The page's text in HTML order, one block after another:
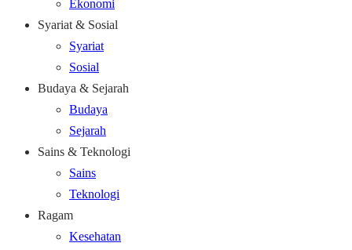
Ekonomi
Syariat & Sosial
Syariat
Sosial
Budaya & Sejarah
Budaya
Sejarah
Sains & Teknologi
Sains
Teknologi
Ragam
Kesehatan